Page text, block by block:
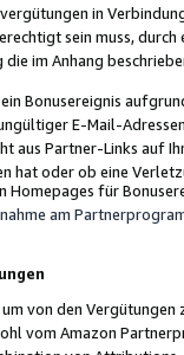
in
sein muss,
im Anhang
Bonusereignis
E-Mail-
aus Partner-Links auf
hat oder ob eine
für
am
von den
vom Amazon